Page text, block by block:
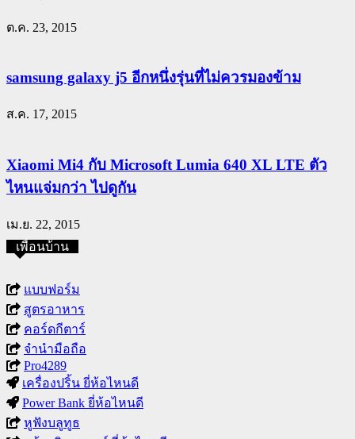
ต.ค. 23, 2015
samsung galaxy j5 อีกหนึ่งรุ่นที่ไม่ควรมองข้าม
ส.ค. 17, 2015
Xiaomi Mi4 กับ Microsoft Lumia 640 XL LTE ตัว
ไหนแจ่มกว่า ไปดูกัน
เม.ย. 22, 2015
เพื่อนบ้าน
แบบฟอร์ม
สูตรอาหาร
คอร์ดกีตาร์
จำนำมือถือ
Pro4289
เครื่องปริ้น ยี่ห้อไหนดี
Power Bank ยี่ห้อไหนดี
หูฟังบลูทูธ